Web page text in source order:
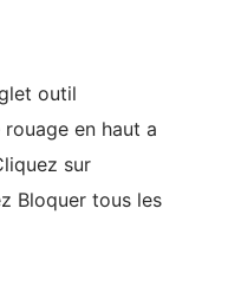
outil
en haut a
sur
Bloquer tous les